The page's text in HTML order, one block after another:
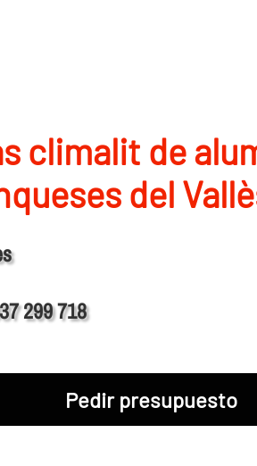
climalit de
del
299 718
Pedir presupuesto